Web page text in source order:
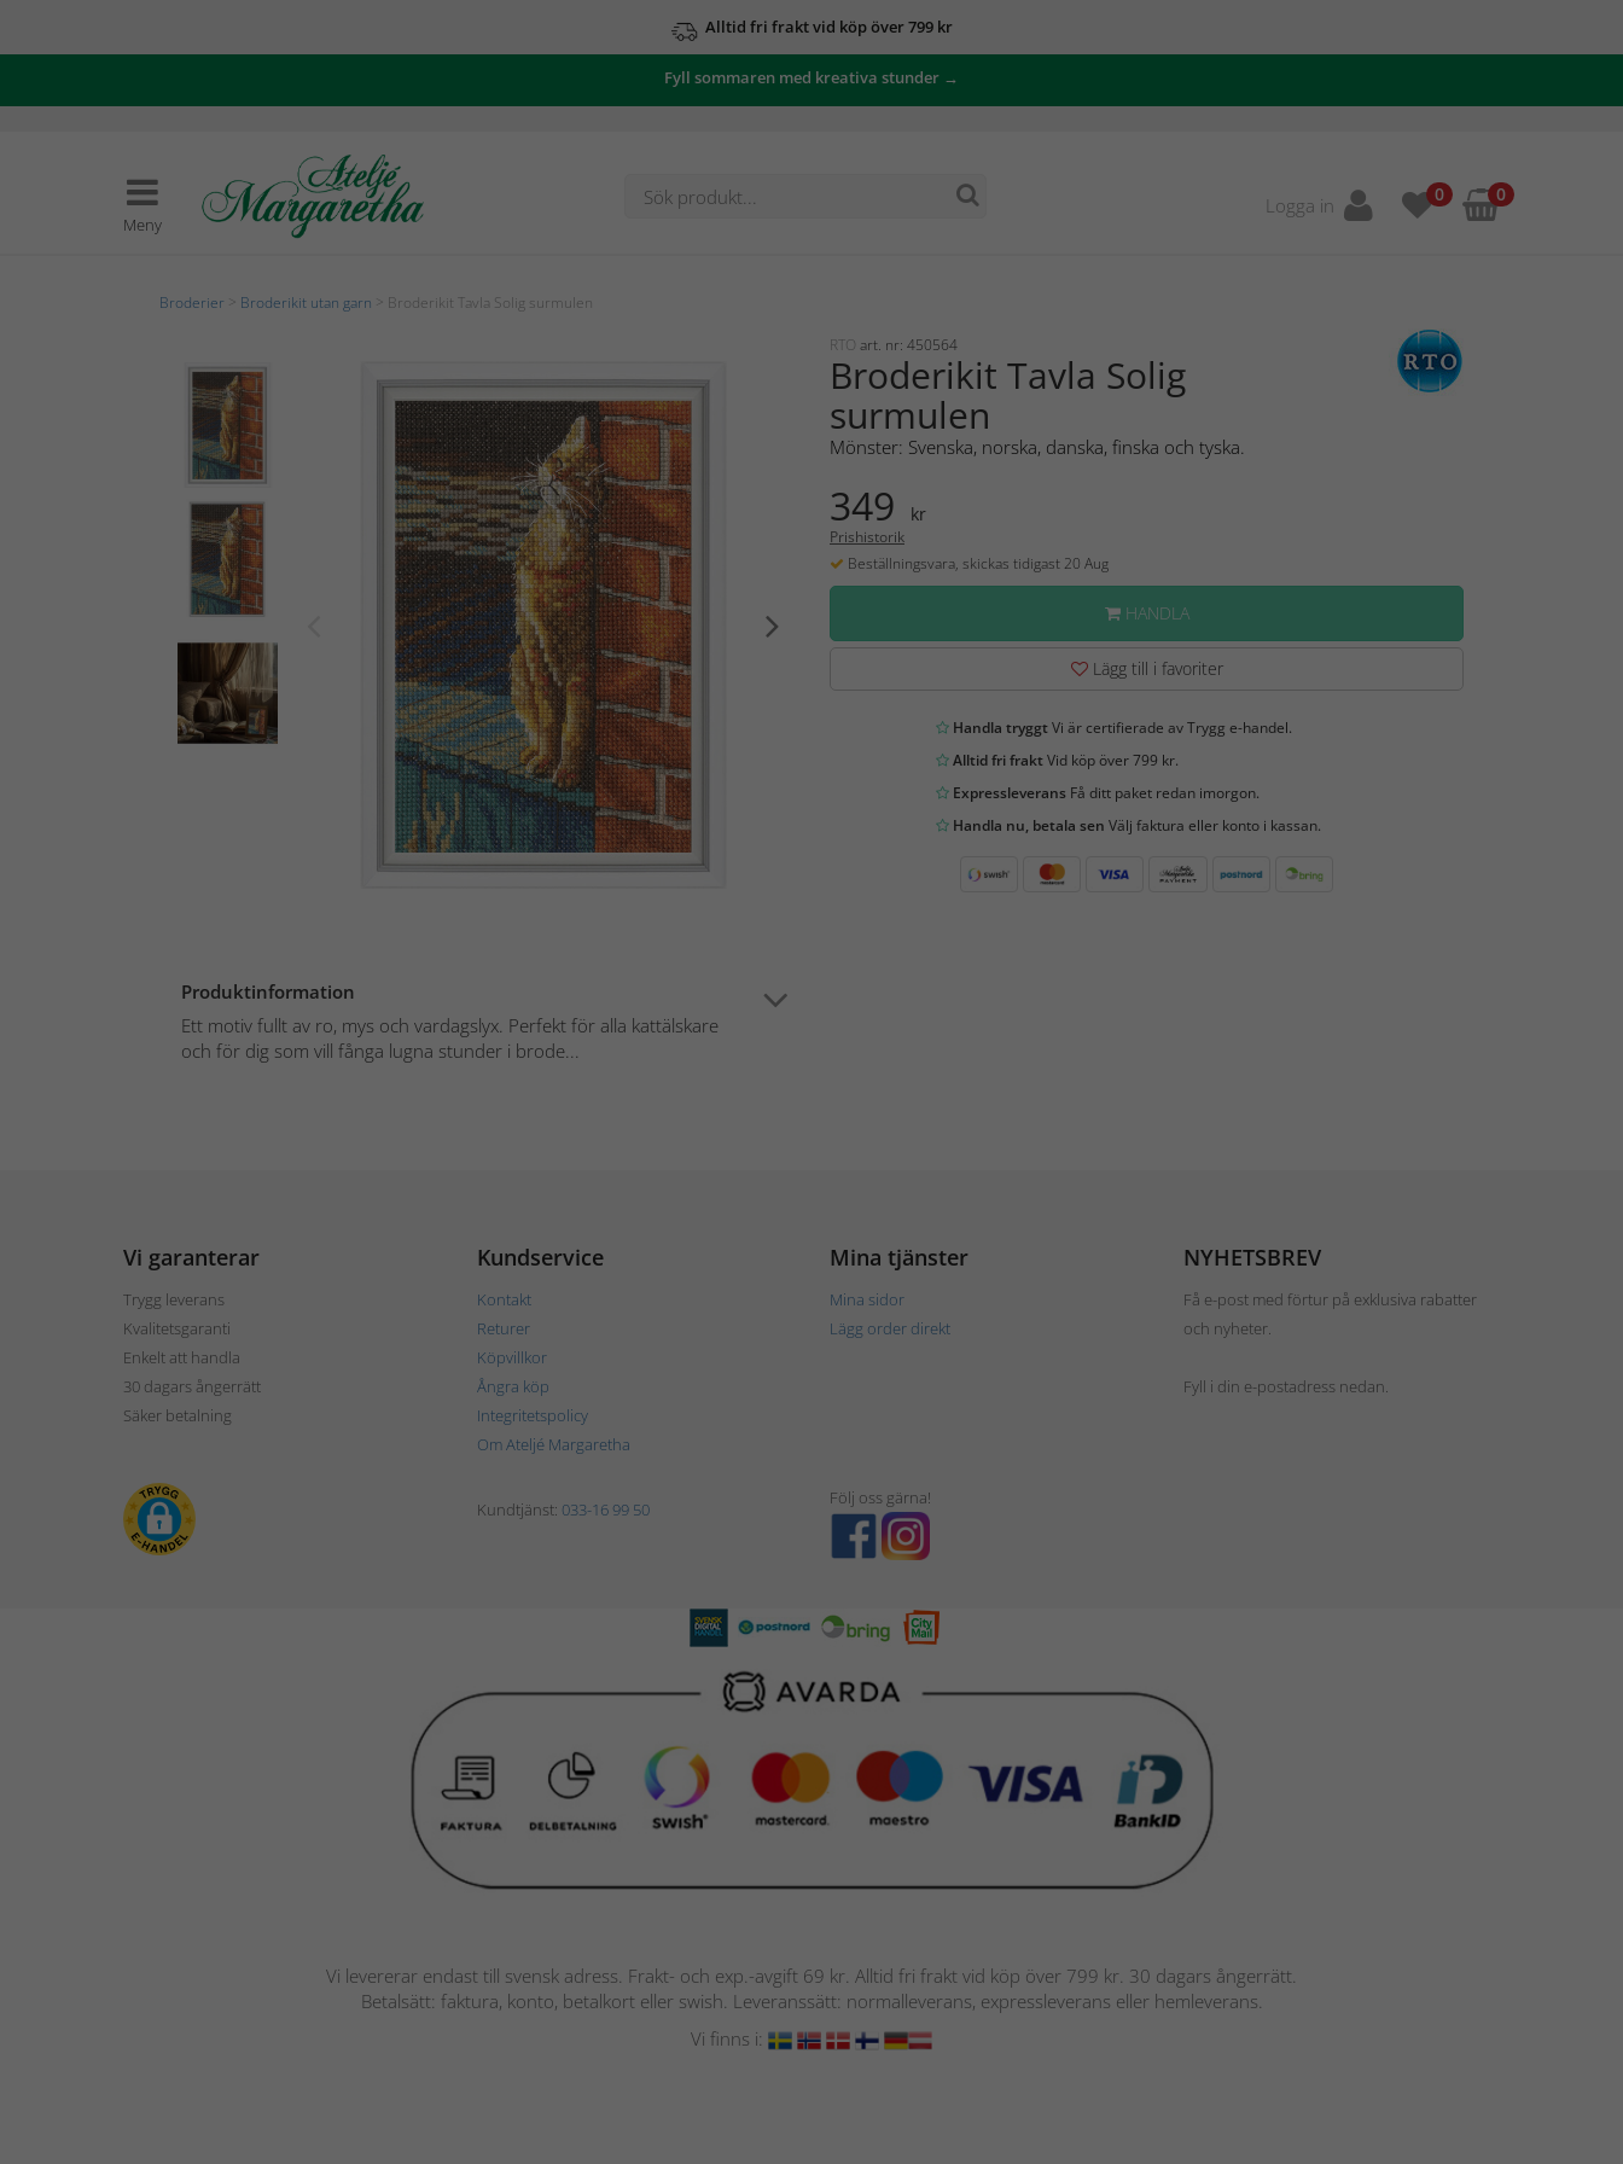
Alltid fri frakt vid köp över 799 kr
Fyll sommaren med kreativa stunder →
Meny
Logga in 0 0
Broderier Broderikit utan garn > Broderikit Tavla Solig surmulen
Produktinformation
Ett motiv fullt av ro, mys och vardagslyx. Perfekt för alla kattälskare
och för dig som vill fånga lugna stunder i brode...
RTO art. nr: 450564
Broderikit Tavla Solig
surmulen
Mönster: Svenska, norska, danska, finska och tyska.
349 kr
Prishistorik
Beställningsvara, skickas tidigast 20 Aug
HANDLA
Lägg till i favoriter
Handla tryggtVi är certifierade av Trygg e-handel.
Alltid fri fraktVid köp över 799 kr.
ExpressleveransFå ditt paket redan imorgon.
Handla nu, betala sen Välj faktura eller konto i kassan.
Vi garanterar
Trygg leverans
Kvalitetsgaranti
Enkelt att handla
30 dagars ångerrätt
Säker betalning
Kundservice
Kontakt
Returer
Köpvillkor
Ångra köp
Integritetspolicy
Om Ateljé Margaretha
Mina tjänster
Mina sidor
Lägg order direkt
NYHETSBREV
Få e-post med förtur på exklusiva rabatter
och nyheter.
Fyll i din e-postadress nedan.
Kundtjänst: 033-16 99 50
Följ oss gärna!
Vi levererar endast till svensk adress. Frakt- och exp.-avgift 69 kr. Alltid fri frakt vid köp över 799 kr. 30 dagars ångerrätt.
Betalsätt: faktura, konto, betalkort eller swish. Leveranssätt: normalleverans, expressleverans eller hemleverans.
Vi finns i: